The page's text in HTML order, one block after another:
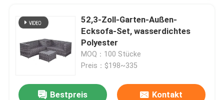
Kontakt mit uns
Nachrichten
Fälle
52,3-Zoll-Garten-Außen-
Ecksofa-Set, wasserdichtes
Polyester
MOQ：100 Stücke
Preis：$198~335
Bestpreis Kontakt